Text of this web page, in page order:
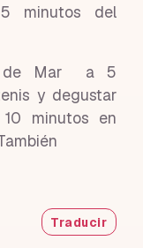
minutos del
de Mar a 5
y degustar
minutos en
Traducir